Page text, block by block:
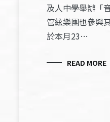
及人中學舉辦「
管絃樂團也參與
於本月23…
READ MORE